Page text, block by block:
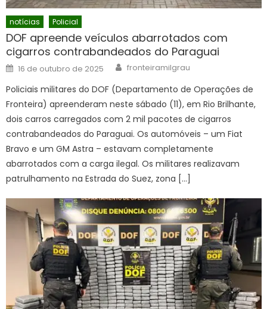
notícias Policial
DOF apreende veículos abarrotados com
cigarros contrabandeados do Paraguai
Posted
on
16 de outubro de 2025 Author
fronteiramilgrau
Policiais militares do DOF (Departamento de Operações de
Fronteira) apreenderam neste sábado (11), em Rio Brilhante,
dois carros carregados com 2 mil pacotes de cigarros
contrabandeados do Paraguai. Os automóveis – um Fiat
Bravo e um GM Astra – estavam completamente
abarrotados com a carga ilegal. Os militares realizavam
patrulhamento na Estrada do Suez, zona […]